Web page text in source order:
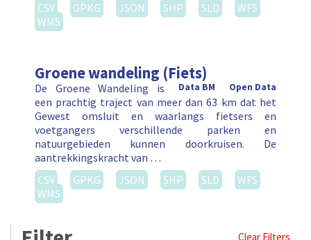
CSV
GPKG JSON SHP SLD
WFS
WMS
Groene wandeling (Fiets)
Open Data
Data BM
De Groene Wandeling is
een prachtig traject van meer dan 63 km dat het
Gewest omsluit en waarlangs fietsers en
voetgangers verschillende parken en
natuurgebieden kunnen doorkruisen. De
aantrekkingskracht van …
CSV
GPKG JSON SHP SLD
WFS
WMS
Clear Filters